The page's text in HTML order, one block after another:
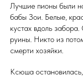
Лучшие пионы были
бабы Зои. Белые,
кустах вдоль
руины. Никто из
смерти хозяйки.
Ксюша